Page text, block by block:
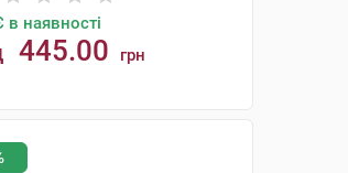
в наявності
445.00 грн